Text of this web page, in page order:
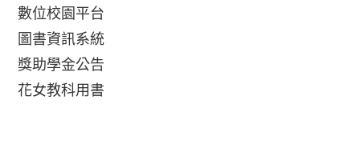
數位校園平台
圖書資訊系統
獎助學金公告
花女教科用書